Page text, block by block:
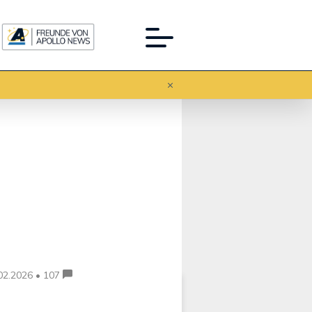
• 107